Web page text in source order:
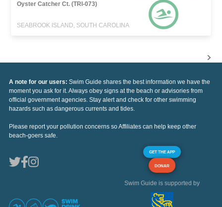
Oyster Catcher Ct. (TRI-073)
SEABROOK ISLAND, SOUTH CAROLINA
A note for our users: Swim Guide shares the best information we have the
moment you ask for it. Always obey signs at the beach or advisories from
official government agencies. Stay alert and check for other swimming
hazards such as dangerous currents and tides.
Please report your pollution concerns so Affiliates can help keep other
beach-goers safe.
GET THE APP
DONAR
Swim Guide is supported by